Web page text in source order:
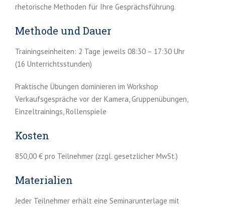
rhetorische Methoden für Ihre Gesprächsführung.
Methode und Dauer
Trainingseinheiten: 2 Tage jeweils 08:30 – 17:30 Uhr
(16 Unterrichtsstunden)
Praktische Übungen dominieren im Workshop
Verkaufsgespräche vor der Kamera, Gruppenübungen,
Einzeltrainings, Rollenspiele
Kosten
850,00 € pro Teilnehmer (zzgl. gesetzlicher MwSt.)
Materialien
Jeder Teilnehmer erhält eine Seminarunterlage mit